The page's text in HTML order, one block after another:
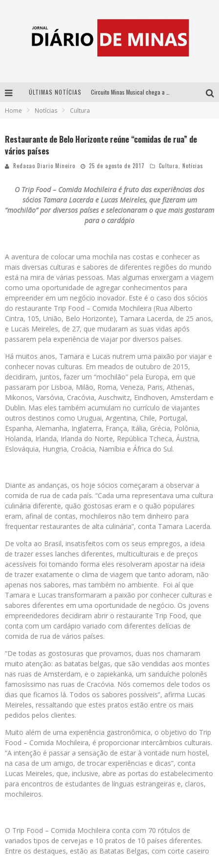
ÚLTIMAS NOTÍCIAS
Home Notícias Cultura
Restaurante de Belo Horizonte reúne “comidas de rua” de
vários países
Redacao Diario Mineiro 25 de agosto de 2017 Cultura Notícias
O Trip Food – Comida Mochileira é fruto das experiências dos
sócios Tamara Lacerda e Lucas Meireles, que fizeram um
“mochilão” por diversos países e selecionaram o que mais gostaram
para o cardápio
A aventura de colocar uma mochila nas costas e conhecer as
mais diversas culturas e sabores de diferentes regiões do mundo
está na mira de várias pessoas. Mas algumas enxergam a viagem
como uma oportunidade de agregar conhecimentos para
empreender em um negócio inovador. Este é o caso dos sócios
do restaurante Trip Food – Comida Mochileira (Rua Alberto
Cintra, 105, União, Belo Horizonte), Tamara Lacerda, de 25 anos,
e Lucas Meireles, de 27, que mudaram as suas vidas após
passarem pela experiência de viajar por diversos países.
Há muitos anos, Tamara e Lucas nutrem uma paixão por viajar e
conhecer novas culturas. Em meados de outubro de 2015,
decidiram, juntos, fazer um “mochilão” pela Europa, em que
passaram por Lisboa, Milão, Roma, Veneza, Paris, Athenas,
Mikonos, Varsóvia, Cracóvia, Auschwitz, Eindhoven, Amsterdam e
Dublin. Mas eles também acumulam no currículo de viajantes
outros destinos como Uruguai, Argentina, Chile, Portugal,
Espanha, Alemanha, Inglaterra, França, Itália, Grécia, Polônia,
Holanda, Irlanda, Irlanda do Norte, República Tcheca, Áustria,
Eslováquia, Hungria, Croácia, Namíbia e África do Sul.
Diante as andanças, os hoje sócios começaram a observar a
comida de rua de cada país. “Cada uma representava uma cultura
culinária diferente, quão gostosas eram e o quão populares
eram, afinal de contas, mochileiros não tem dinheiro para
frequentar restaurantes de alta culinária”, conta Tamara Lacerda.
De volta ao Brasil, insatisfeitos com os seus empregos, a ideia
de trazer esses lanches diferentes, multiculturais e de preços
acessíveis foi tomando forma eles resolveram apostar na ideia
de trazer exatamente o clima de viagem que tanto adoram, não
apenas nos sabores, mas também no ambiente. Foi aí que
Tamara e Lucas transformaram a paixão por conhecer culturas e
sabores diferentes em uma oportunidade de negócio. Os jovens
empreendedores decidiram abrir o restaurante Trip Food, que
conta com um cardápio variado com diferentes delícias de
comida de rua de vários países.
“De todas as gostosuras que provamos, duas nos chamaram
muito atenção: as batatas belgas, que são vendidas aos montes
nas ruas de Amsterdam, e o zapiekanka, um sanduíche polonês
famosíssimo nas ruas de Cracóvia. Nós comemos dele todos os
dias que ficamos lá. Todos os sabores possíveis”, afirma Lucas
Meireles, ressaltando que estes pratos estão entre os mais
pedidos pelos clientes.
Muito além de uma experiência gastronômica, o objetivo do Trip
Food – Comida Mochileira, é proporcionar intercâmbios culturais.
“A intenção é passar a sensação de estar à vontade num hostel,
na casa de um amigo, de trocar experiências e dicas”, conta
Lucas Meireles, que, inclusive, abre as portas do estabelecimento
para encontros de estudantes de línguas estrangeiras e, claros,
mochileiros.
O Trip Food – Comida Mochileira conta com 70 rótulos de
variados tipos de cervejas e 10 pratos de 10 países diferentes.
Entre os destaques, estão as Batatas Belgas, com corte caseiro